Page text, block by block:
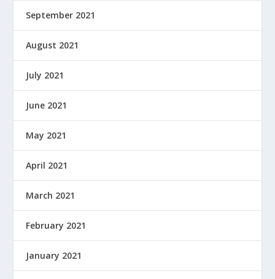
September 2021
August 2021
July 2021
June 2021
May 2021
April 2021
March 2021
February 2021
January 2021